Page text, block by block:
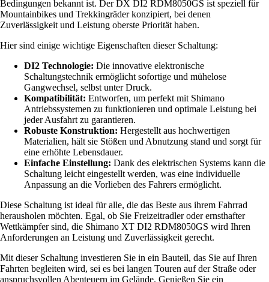
Bedingungen bekannt ist. Der DX DI2 RDM8050GS ist speziell für
Mountainbikes und Trekkingräder konzipiert, bei denen
Zuverlässigkeit und Leistung oberste Priorität haben.
Hier sind einige wichtige Eigenschaften dieser Schaltung:
DI2 Technologie: Die innovative elektronische
Schaltungstechnik ermöglicht sofortige und mühelose
Gangwechsel, selbst unter Druck.
Kompatibilität: Entworfen, um perfekt mit Shimano
Antriebssystemen zu funktionieren und optimale Leistung bei
jeder Ausfahrt zu garantieren.
Robuste Konstruktion: Hergestellt aus hochwertigen
Materialien, hält sie Stößen und Abnutzung stand und sorgt für
eine erhöhte Lebensdauer.
Einfache Einstellung: Dank des elektrischen Systems kann die
Schaltung leicht eingestellt werden, was eine individuelle
Anpassung an die Vorlieben des Fahrers ermöglicht.
Diese Schaltung ist ideal für alle, die das Beste aus ihrem Fahrrad
herausholen möchten. Egal, ob Sie Freizeitradler oder ernsthafter
Wettkämpfer sind, die Shimano XT DI2 RDM8050GS wird Ihren
Anforderungen an Leistung und Zuverlässigkeit gerecht.
Mit dieser Schaltung investieren Sie in ein Bauteil, das Sie auf Ihren
Fahrten begleiten wird, sei es bei langen Touren auf der Straße oder
anspruchsvollen Abenteuern im Gelände. Genießen Sie ein